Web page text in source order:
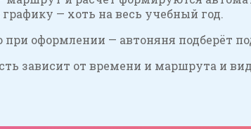
— хоть на весь учебный год.
при оформлении — автоняня подберёт
зависит от времени и маршрута и